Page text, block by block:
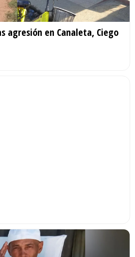
agresión en Canaleta, Ciego